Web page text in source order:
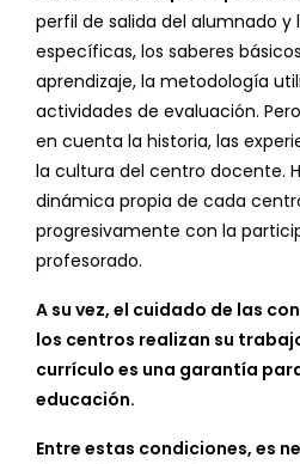
perfil de salida del alumnado
específicas, los saberes
aprendizaje, la metodología
actividades de evaluación.
en cuenta la historia, las
la cultura del centro docente.
dinámica propia de cada
progresivamente con la
profesorado.
A su vez, el cuidado de las
los centros realizan su
currículo es una garantía
educación.
Entre estas condiciones, es